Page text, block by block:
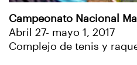
Campeonato Nacional
Abril 27- mayo 1, 2017
Complejo de tenis y